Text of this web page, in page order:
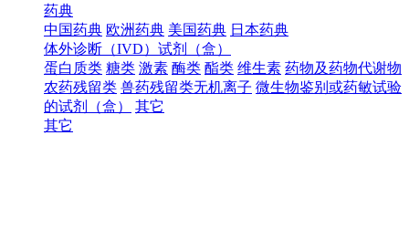
药典
中国药典 欧洲药典 美国药典 日本药典
体外诊断（IVD）试剂（盒）
蛋白质类 糖类 激素 酶类 酯类 维生素 药物及药物代谢物
农药残留类 兽药残留类无机离子 微生物鉴别或药敏试验
的试剂（盒）
其它
其它